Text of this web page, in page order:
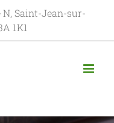
N, Saint-Jean-sur-
1K1